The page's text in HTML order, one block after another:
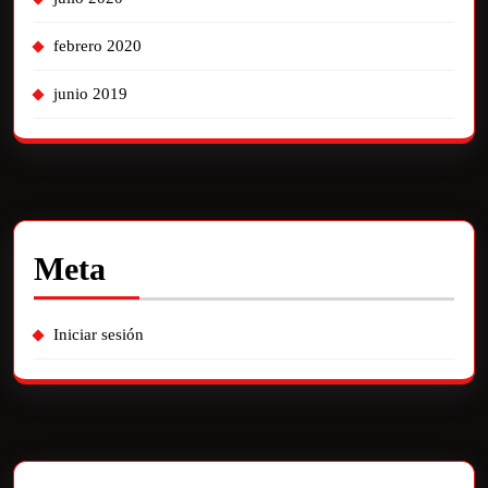
febrero 2020
junio 2019
Meta
Iniciar sesión